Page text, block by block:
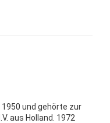
und gehörte zur
aus Holland. 1972